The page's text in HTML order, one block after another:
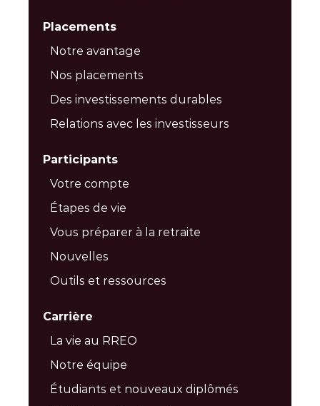
Placements
Notre avantage
Nos placements
Des investissements durables
Relations avec les investisseurs
Participants
Votre compte
Étapes de vie
Vous préparer à la retraite
Nouvelles
Outils et ressources
Carrière
La vie au RREO
Notre équipe
Étudiants et nouveaux diplômés